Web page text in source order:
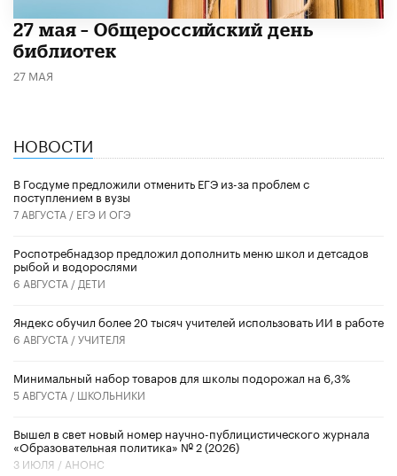
​27 мая – Общероссийский день
библиотек
27 МАЯ
НОВОСТИ
В Госдуме предложили отменить ЕГЭ из-за проблем с
поступлением в вузы
7 АВГУСТА / ЕГЭ И ОГЭ
Роспотребнадзор предложил дополнить меню школ и детсадов
рыбой и водорослями
6 АВГУСТА / ДЕТИ
​Яндекс обучил более 20 тысяч учителей использовать ИИ в работе
6 АВГУСТА /УЧИТЕЛЯ
Минимальный набор товаров для школы подорожал на 6,3%
5 АВГУСТА / ШКОЛЬНИКИ
Вышел в свет новый номер научно-публицистического журнала
«Образовательная политика» № 2 (2026)
3 ИЮЛЯ / АНОНС